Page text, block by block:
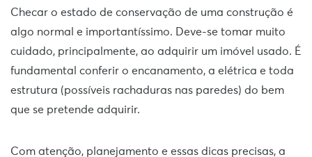
Checar o estado de conservação de uma construção é
algo normal e importantíssimo. Deve-se tomar muito
cuidado, principalmente, ao adquirir um imóvel usado. É
fundamental conferir o encanamento, a elétrica e toda
estrutura (possíveis rachaduras nas paredes) do bem
que se pretende adquirir.
Com atenção, planejamento e essas dicas precisas, a